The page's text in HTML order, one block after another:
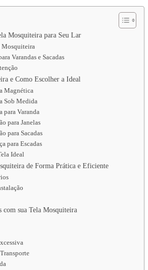
Mosquiteira para Seu Lar
Mosquiteira
Varandas e Sacadas
e Como Escolher a Ideal
Magnética
Sob Medida
para Varanda
para Janelas
para Sacadas
para Escadas
Ideal
de Forma Prática e Eficiente
com sua Tela Mosquiteira